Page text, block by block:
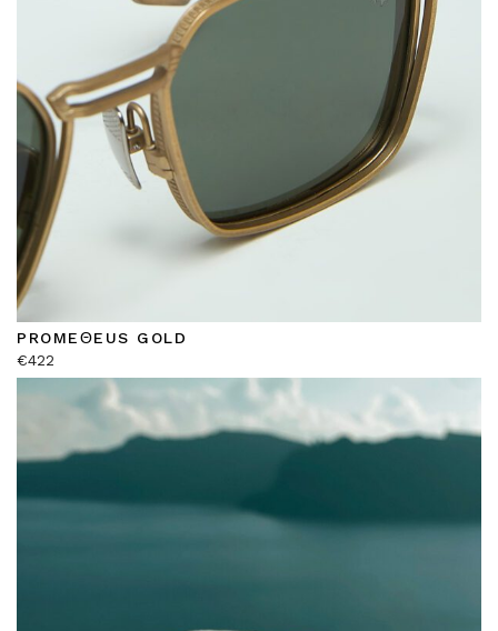
PROMEΘEUS GOLD
€422